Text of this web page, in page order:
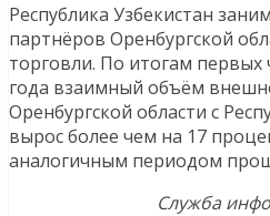
Республика Узбекистан
партнёров Оренбургской
торговли. По итогам первых
года взаимный объём
Оренбургской области с
вырос более чем на 17
аналогичным периодом
Служба